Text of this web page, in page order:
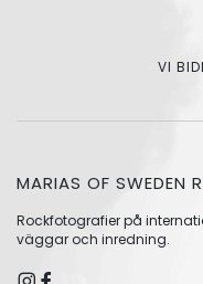
VI
MARIAS OF SWEDEN
Rockfotografier på
väggar och inredning.